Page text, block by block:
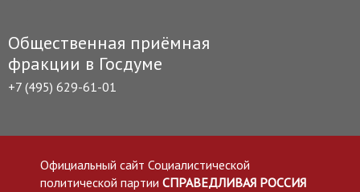
Общественная приёмная
фракции в Госдуме
+7 (495) 629-61-01
Официальный сайт Социалистической
политической партии СПРАВЕДЛИВАЯ РОССИЯ